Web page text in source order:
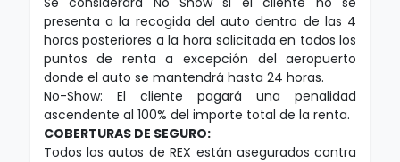
presenta a la recogida del auto dentro de las 4
horas posteriores a la hora solicitada en todos los
puntos de renta a excepción del aeropuerto
donde el auto se mantendrá hasta 24 horas.
No-Show: El cliente pagará una penalidad
ascendente al 100% del importe total de la renta.
COBERTURAS DE SEGURO:
Todos los autos de REX están asegurados contra